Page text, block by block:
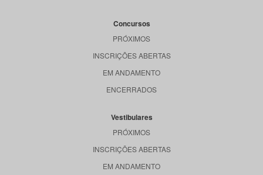
Concursos
PRÓXIMOS
INSCRIÇÕES ABERTAS
EM ANDAMENTO
ENCERRADOS
Vestibulares
PRÓXIMOS
INSCRIÇÕES ABERTAS
EM ANDAMENTO